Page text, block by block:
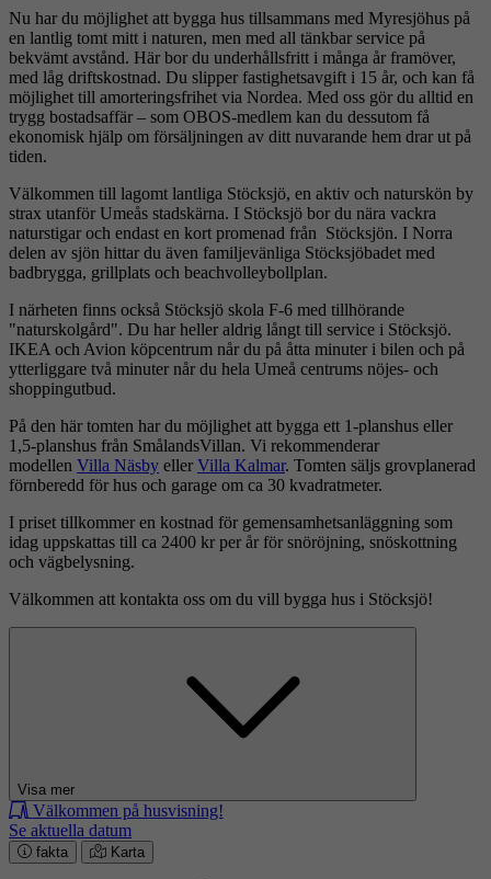
Nu har du möjlighet att bygga hus tillsammans med Myresjöhus på
en lantlig tomt mitt i naturen, men med all tänkbar service på
bekvämt avstånd. Här bor du underhållsfritt i många år framöver,
med låg driftskostnad. Du slipper fastighetsavgift i 15 år, och kan få
möjlighet till amorteringsfrihet via Nordea. Med oss gör du alltid en
trygg bostadsaffär – som OBOS-medlem kan du dessutom få
ekonomisk hjälp om försäljningen av ditt nuvarande hem drar ut på
tiden.
Välkommen till lagomt lantliga Stöcksjö, en aktiv och naturskön by
strax utanför Umeås stadskärna. I Stöcksjö bor du nära vackra
naturstigar och endast en kort promenad från Stöcksjön. I Norra
delen av sjön hittar du även familjevänliga Stöcksjöbadet med
badbrygga, grillplats och beachvolleybollplan.
I närheten finns också Stöcksjö skola F-6 med tillhörande
"naturskolgård". Du har heller aldrig långt till service i Stöcksjö.
IKEA och Avion köpcentrum når du på åtta minuter i bilen och på
ytterliggare två minuter når du hela Umeå centrums nöjes- och
shoppingutbud.
På den här tomten har du möjlighet att bygga ett 1-planshus eller
1,5-planshus från SmålandsVillan. Vi rekommenderar
modellen Villa Näsby eller Villa Kalmar. Tomten säljs grovplanerad
förnberedd för hus och garage om ca 30 kvadratmeter.
I priset tillkommer en kostnad för gemensamhetsanläggning som
idag uppskattas till ca 2400 kr per år för snöröjning, snöskottning
och vägbelysning.
Välkommen att kontakta oss om du vill bygga hus i Stöcksjö!
Visa mer
Välkommen på husvisning!
Se aktuella datum
fakta Karta